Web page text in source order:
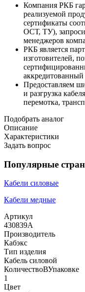
Компания РКБ
реализуемой
сертификаты
ОСТ, ТУ),
менеджеров
РКБ является
изготовителей,
Предоставляем
и разгрузка
перемотка,
Подобрать аналог
Описание
Характеристики
Задать вопрос
Популярные
Кабели силовые
Кабели медные
Артикул
430839А
Производитель
Кабэкс
Тип изделия
Кабель силовой
КоличествоВУпаковке
1
Цвет